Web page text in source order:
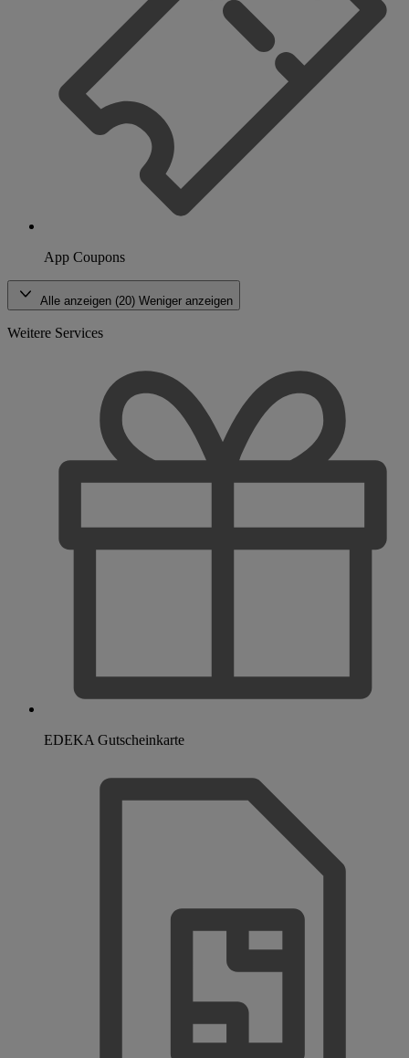
App Coupons
Alle anzeigen (20) Weniger anzeigen
Weitere Services
EDEKA Gutscheinkarte